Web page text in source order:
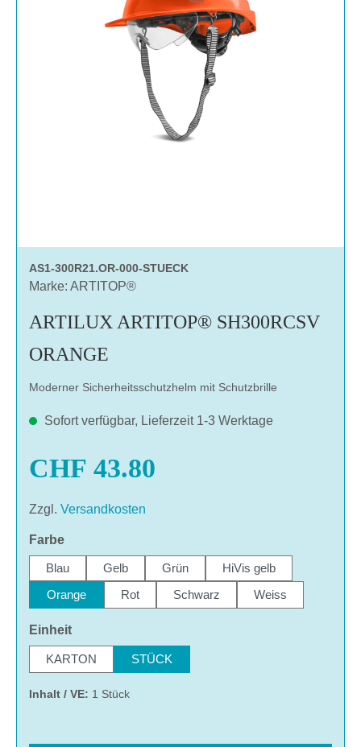
AS1-300R21.OR-000-STUECK
Marke: ARTITOP®
ARTILUX ARTITOP® SH300RCSV
ORANGE
Moderner Sicherheitsschutzhelm mit Schutzbrille
Sofort verfügbar, Lieferzeit 1-3 Werktage
CHF 43.80
Zzgl. Versandkosten
Farbeauswählen
Blau Gelb Grün
HiVis gelb
Orange
Rot Schwarz Weiss
Einheitauswählen
KARTON STÜCK
Inhalt / VE: 1 Stück